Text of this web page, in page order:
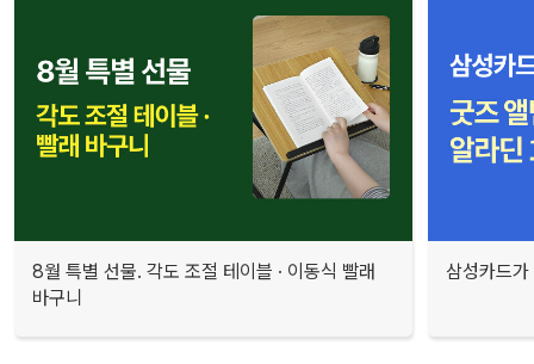
8월 특별 선물. 각도 조절 테이블 · 이동식 빨래
바구니
삼성카드